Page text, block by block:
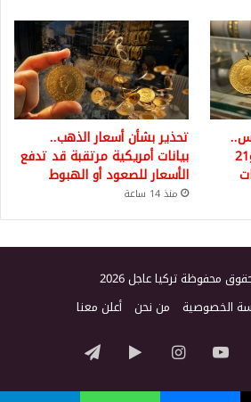
سعر جرام ذهب 24 و22 و21
تحذير بشأن أسعار الذهب..
بيانات أمريكية مرتقبة قد تدفع
الأسعار للصعود أو الهبوط
منذ 14 ساعة
محفوظة تركيا عاجل 2026
الخصوصية من نحن أعلن معنا
‫YouTubeانستقرام‏Google
Play
تيلقرام